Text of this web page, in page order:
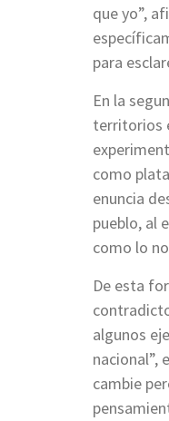
que yo”,
para
En la
territorios
como
enuncia
pueblo, al
como lo
De esta
algunos
nacional”,
cambie